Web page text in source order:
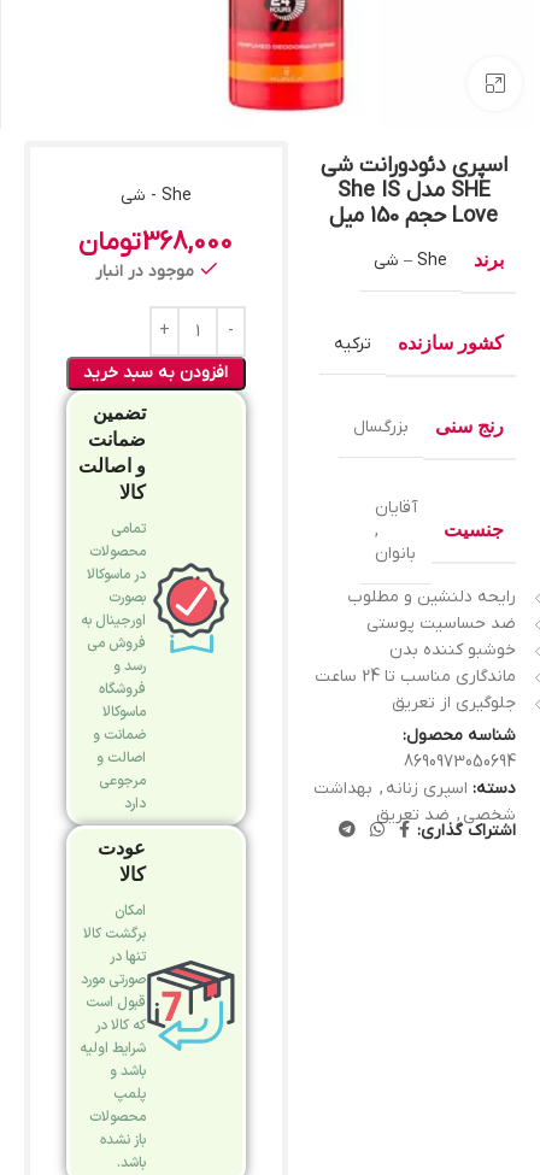
اسپری دئودورانت شی
SHE مدل She IS
Love حجم 150 میل
برند She – شی
کشور سازنده ترکیه
رنج سنی بزرگسال
جنسیت
آقایان
,
بانوان
رایحه دلنشین و مطلوب
ضد حساسیت پوستی
خوشبو کننده بدن
ماندگاری مناسب تا 24 ساعت
جلوگیری از تعریق
شناسه محصول:
8690973050694
دسته: اسپری زنانه , بهداشت
شخصی , ضد تعریق
اشتراک گذاری:
She - شی
368,000تومان
موجود در انبار
افزودن به سبد خرید
تضمین
ضمانت
و اصالت
کالا
تمامی
محصولات
در ماسوکالا
بصورت
اورجینال به
فروش می
رسد و
فروشگاه
ماسوکالا
ضمانت و
اصالت و
مرجوعی
دارد
عودت
کالا
امکان
برگشت کالا
تنها در
صورتی مورد
قبول است
که کالا در
شرایط اولیه
باشد و
پلمپ
محصولات
باز نشده
باشد.